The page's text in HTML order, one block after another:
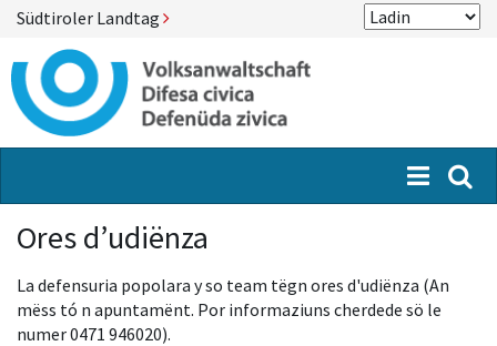
Südtiroler Landtag
Menü
Ores d’udiënza
La defensuria popolara y so team tëgn ores d'udiënza (An
mëss tó n apuntamënt. Por informaziuns cherdede sö le
numer 0471 946020).